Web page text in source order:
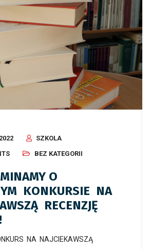
SZKOLA
BEZ KATEGORII
O
KONKURSIE NA
RECENZJĘ
NA NAJCIEKAWSZĄ